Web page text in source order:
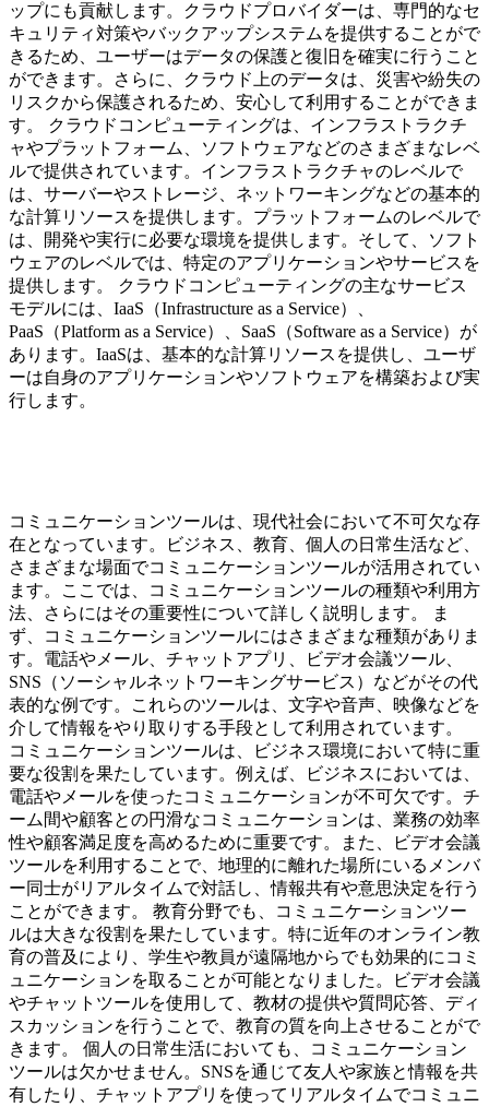
ップにも貢献します。クラウドプロバイダーは、専門的なセ
キュリティ対策やバックアップシステムを提供することがで
きるため、ユーザーはデータの保護と復旧を確実に行うこと
ができます。さらに、クラウド上のデータは、災害や紛失の
リスクから保護されるため、安心して利用することができま
す。 クラウドコンピューティングは、インフラストラクチ
ャやプラットフォーム、ソフトウェアなどのさまざまなレベ
ルで提供されています。インフラストラクチャのレベルで
は、サーバーやストレージ、ネットワーキングなどの基本的
な計算リソースを提供します。プラットフォームのレベルで
は、開発や実行に必要な環境を提供します。そして、ソフト
ウェアのレベルでは、特定のアプリケーションやサービスを
提供します。 クラウドコンピューティングの主なサービス
モデルには、IaaS（Infrastructure as a Service）、
PaaS（Platform as a Service）、SaaS（Software as a Service）が
あります。IaaSは、基本的な計算リソースを提供し、ユーザ
ーは自身のアプリケーションやソフトウェアを構築および実
行します。
コミュニケーションツールは、現代社会において不可欠な存
在となっています。ビジネス、教育、個人の日常生活など、
さまざまな場面でコミュニケーションツールが活用されてい
ます。ここでは、コミュニケーションツールの種類や利用方
法、さらにはその重要性について詳しく説明します。 ま
ず、コミュニケーションツールにはさまざまな種類がありま
す。電話やメール、チャットアプリ、ビデオ会議ツール、
SNS（ソーシャルネットワーキングサービス）などがその代
表的な例です。これらのツールは、文字や音声、映像などを
介して情報をやり取りする手段として利用されています。
コミュニケーションツールは、ビジネス環境において特に重
要な役割を果たしています。例えば、ビジネスにおいては、
電話やメールを使ったコミュニケーションが不可欠です。チ
ーム間や顧客との円滑なコミュニケーションは、業務の効率
性や顧客満足度を高めるために重要です。また、ビデオ会議
ツールを利用することで、地理的に離れた場所にいるメンバ
ー同士がリアルタイムで対話し、情報共有や意思決定を行う
ことができます。 教育分野でも、コミュニケーションツー
ルは大きな役割を果たしています。特に近年のオンライン教
育の普及により、学生や教員が遠隔地からでも効果的にコミ
ュニケーションを取ることが可能となりました。ビデオ会議
やチャットツールを使用して、教材の提供や質問応答、ディ
スカッションを行うことで、教育の質を向上させることがで
きます。 個人の日常生活においても、コミュニケーション
ツールは欠かせません。SNSを通じて友人や家族と情報を共
有したり、チャットアプリを使ってリアルタイムでコミュニ